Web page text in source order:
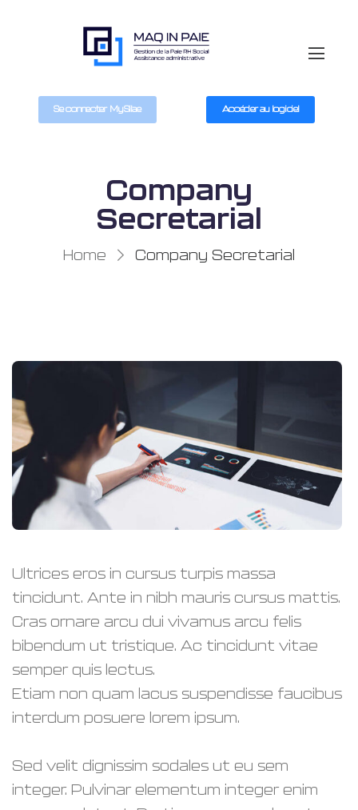
Se connecter MySilae Accéder au logiciel
Company
Secretarial
Home Company Secretarial
Ultrices eros in cursus turpis massa
tincidunt. Ante in nibh mauris cursus mattis.
Cras ornare arcu dui vivamus arcu felis
bibendum ut tristique. Ac tincidunt vitae
semper quis lectus.
Etiam non quam lacus suspendisse faucibus
interdum posuere lorem ipsum.
Sed velit dignissim sodales ut eu sem
integer. Pulvinar elementum integer enim